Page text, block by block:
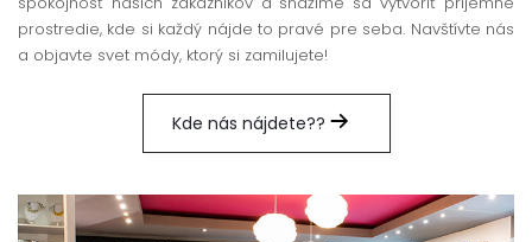
prostredie, kde si každý nájde to pravé pre seba. Navštívte nás
a objavte svet módy, ktorý si zamilujete!
Kde nás nájdete??